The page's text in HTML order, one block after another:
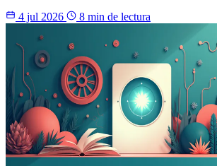
4 jul 2026
8 min de lectura